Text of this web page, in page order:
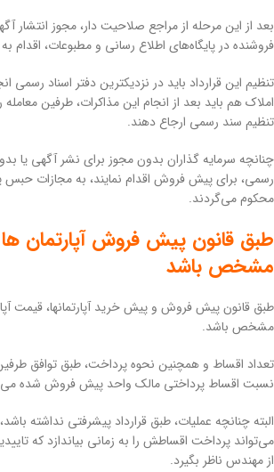
بعد از این مرحله از مراجع صلاحیت دار، مجوز
فروشنده در پایگاه‌های اطلاع رسانی و مطبوعات، اقدام
تنظیم این قرارداد باید در نزدیکترین دفتر اسناد رسمی
املاک هم باید بعد از انجام این مذاکرات، طرفین معامله
تنظیم سند رسمی ارجاع دهند.
چنانچه سرمایه گذاران بدون مجوز برای نشر آگهی یا
رسمی، برای پیش فروش اقدام نمایند، به مجازات
محکوم می‌گردند.
طبق قانون پیش فروش آپارتمان
مشخص باشد
طبق قانون پیش فروش و پیش خرید آپارتمانها، قیمت
مشخص باشد.
تعداد اقساط و همچنین نحوه پرداخت، طبق توافق
نسبت اقساط پرداختی مالک واحد پیش فروش شده
البته چنانچه عملیات، طبق قرارداد پیشرفتی نداشته
از مهندس ناظر بگیرد.